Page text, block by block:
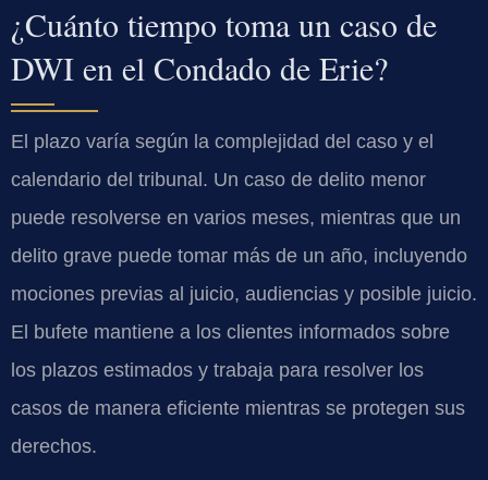
¿Cuánto tiempo toma un caso de
DWI en el Condado de Erie?
El plazo varía según la complejidad del caso y el
calendario del tribunal. Un caso de delito menor
puede resolverse en varios meses, mientras que un
delito grave puede tomar más de un año, incluyendo
mociones previas al juicio, audiencias y posible juicio.
El bufete mantiene a los clientes informados sobre
los plazos estimados y trabaja para resolver los
casos de manera eficiente mientras se protegen sus
derechos.